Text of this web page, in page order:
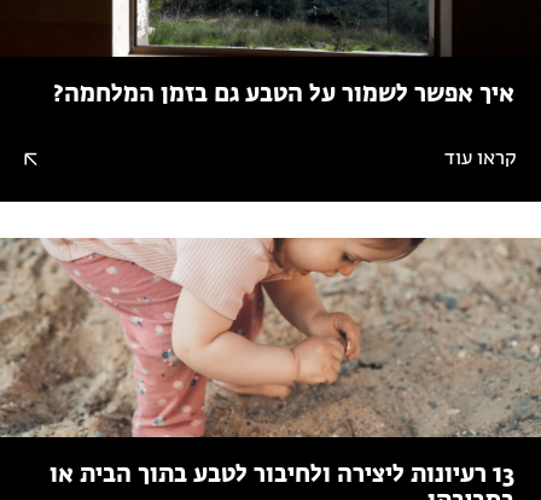
איך אפשר לשמור על הטבע גם בזמן המלחמה?
קראו עוד
13 רעיונות ליצירה ולחיבור לטבע בתוך הבית או